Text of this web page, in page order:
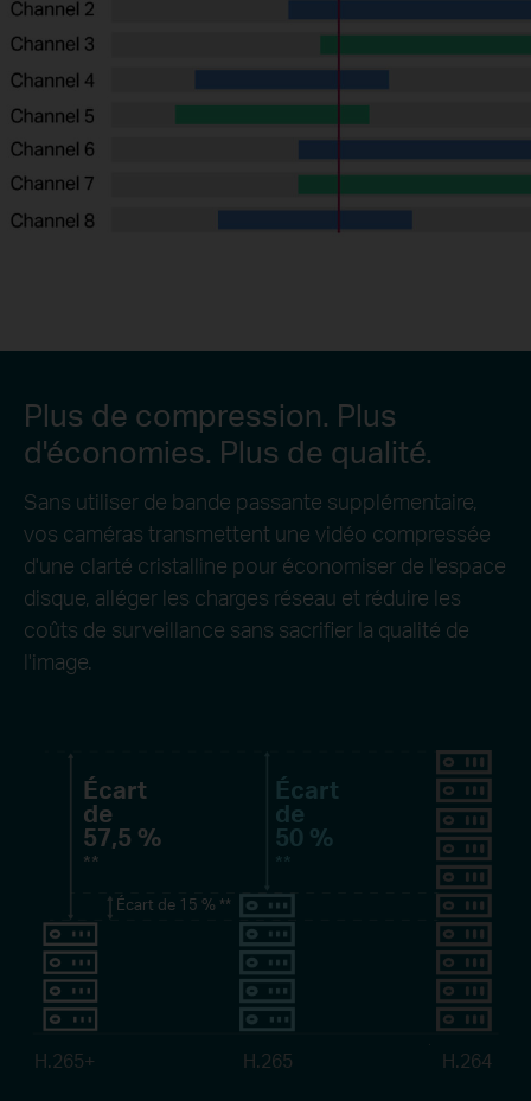
Écart
de
57,5 %
**
Écart
de
50 %
**
Écart de 15 % **
H.265+ H.265 H.264
Plus de compression. Plus
d'économies. Plus de qualité.
Sans utiliser de bande passante supplémentaire,
vos caméras transmettent une vidéo compressée
d'une clarté cristalline pour économiser de l'espace
disque, alléger les charges réseau et réduire les
coûts de surveillance sans sacrifier la qualité de
l'image.